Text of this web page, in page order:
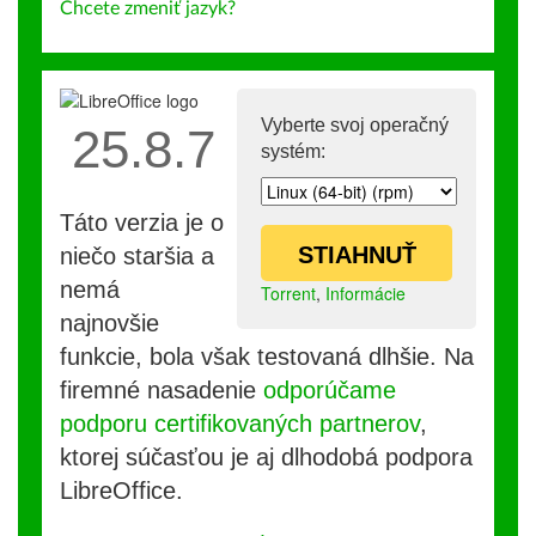
Chcete zmeniť jazyk?
Vyberte svoj operačný
systém:
STIAHNUŤ
Torrent, Informácie
25.8.7
Táto verzia je o
niečo staršia a
nemá
najnovšie
funkcie, bola však testovaná dlhšie. Na
firemné nasadenie odporúčame
podporu certifikovaných partnerov,
ktorej súčasťou je aj dlhodobá podpora
LibreOffice.